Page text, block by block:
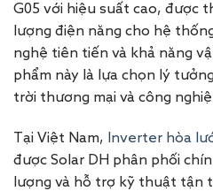
G05 với hiệu suất cao, được
lượng điện năng cho hệ
nghệ tiên tiến và khả năng
phẩm này là lựa chọn lý
trời thương mại và công
Tại Việt Nam, Inverter hòa
được Solar DH phân phối
lượng và hỗ trợ kỹ thuật tận